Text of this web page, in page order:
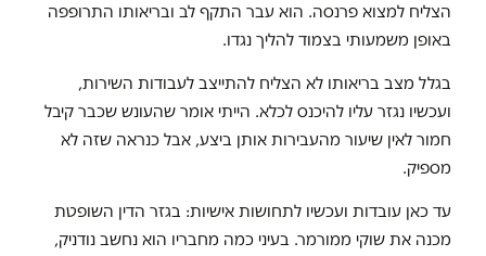
הצליח למצוא פרנסה. הוא עבר התקף לב ובריאותו התרופפה
באופן משמעותי בצמוד להליך נגדו.
בגלל מצב בריאותו לא הצליח להתייצב לעבודות השירות,
ועכשיו נגזר עליו להיכנס לכלא. הייתי אומר שהעונש שכבר קיבל
חמור לאין שיעור מהעבירות אותן ביצע, אבל כנראה שזה לא
מספיק.
עד כאן עובדות ועכשיו לתחושות אישיות: בגזר הדין השופטת
מכנה את שוקי ממורמר. בעיני כמה מחבריו הוא נחשב נודניק,